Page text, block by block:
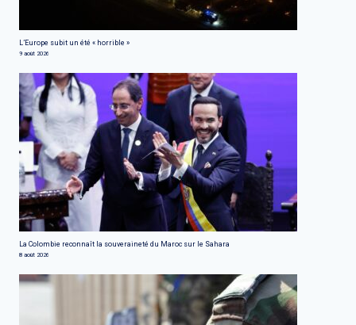
L’Europe subit un été « horrible »
9 août 2026
La Colombie reconnaît la souveraineté du Maroc sur le Sahara
8 août 2026